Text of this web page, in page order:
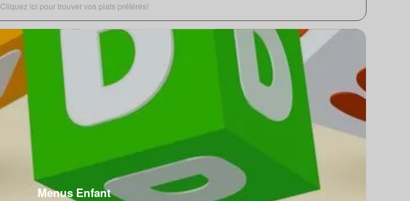
Cliquez ici pour trouver vos plats préférés!
Menus Enfant